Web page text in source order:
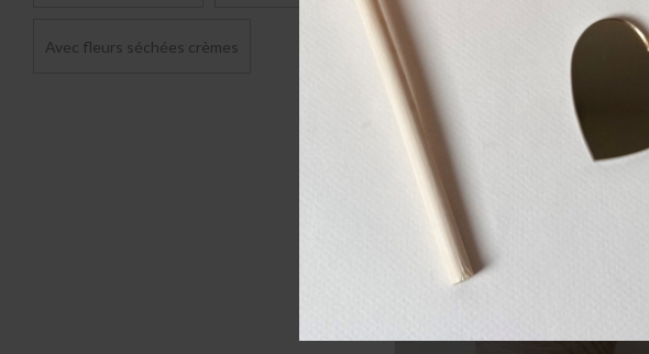
Avec fleurs séchées crèmes
€